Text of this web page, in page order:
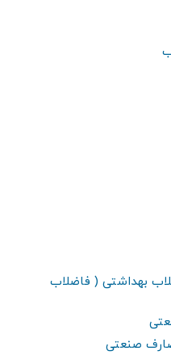
بهداشتی ( فاضلاب
صنعتی